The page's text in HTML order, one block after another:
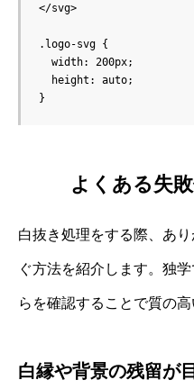
</svg>
.logo-svg {
  width: 200px;
  height: auto;
よくある失
白抜き処理をする際、あ
ぐ方法を紹介します。独
らを確認することで質の
白縁や背景の残留が